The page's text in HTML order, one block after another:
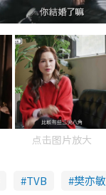
点击图片放大
TVB 樊亦敏